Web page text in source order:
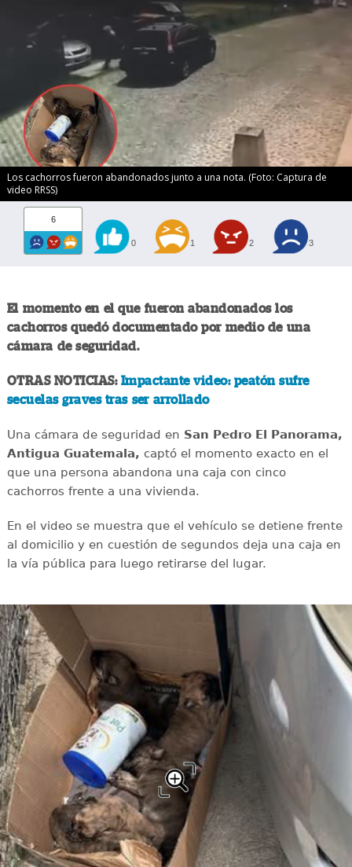
Los cachorros fueron abandonados junto a una nota. (Foto: Captura de
video RRSS)
6
0 1 2 3
El momento en el que fueron abandonados los
cachorros quedó documentado por medio de una
cámara de seguridad.
OTRAS NOTICIAS: Impactante video: peatón sufre
secuelas graves tras ser arrollado
Una cámara de seguridad en San Pedro El Panorama,
Antigua Guatemala, captó el momento exacto en el
que una persona abandona una caja con cinco
cachorros frente a una vivienda.
En el video se muestra que el vehículo se detiene frente
al domicilio y en cuestión de segundos deja una caja en
la vía pública para luego retirarse del lugar.